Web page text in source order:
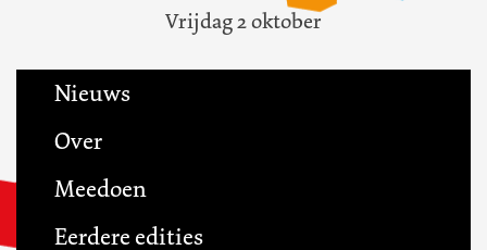
Vrijdag 2 oktober
Nieuws
Over
Meedoen
Eerdere edities